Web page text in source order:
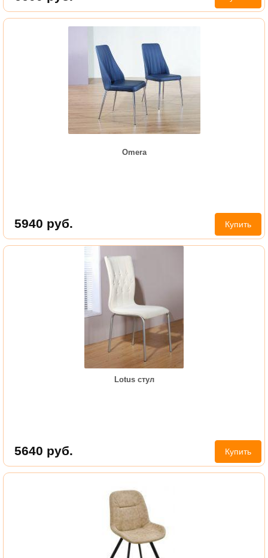
Omera
5940 руб. Купить
Lotus стул
5640 руб. Купить